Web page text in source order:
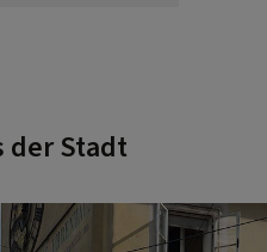
der Stadt